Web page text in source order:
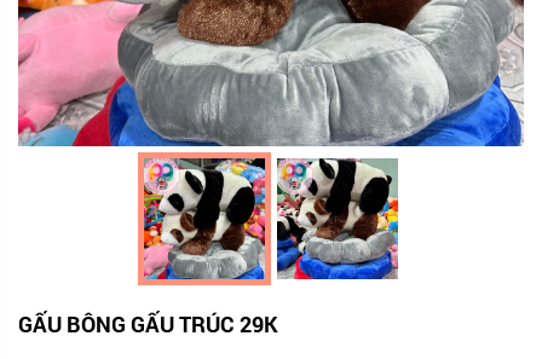
GẤU BÔNG GẤU TRÚC 29K